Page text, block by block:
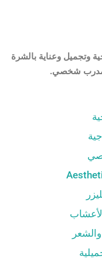
وتجميل وعناية بالشرة
ومدرب شخصي.